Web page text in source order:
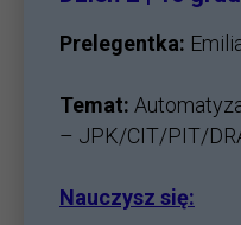
Prelegentka:
Temat:
– JPK/CIT/PIT/
Nauczysz się: